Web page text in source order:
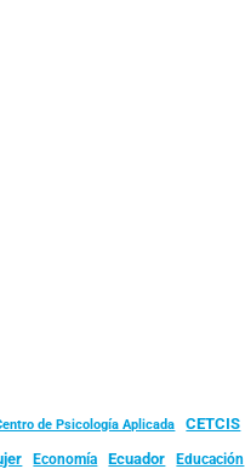
de Psicología Aplicada CETCIS
Economía Ecuador Educación